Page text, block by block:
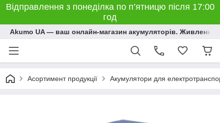
Відправлення з понеділка по п’ятницю після 17:00
год
Akumo UA — ваш онлайн-магазин акумуляторів. Живлення,
Асортимент продукції Акумулятори для